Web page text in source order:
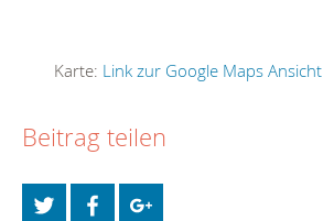
Karte: Link zur Google Maps Ansicht
Beitrag teilen